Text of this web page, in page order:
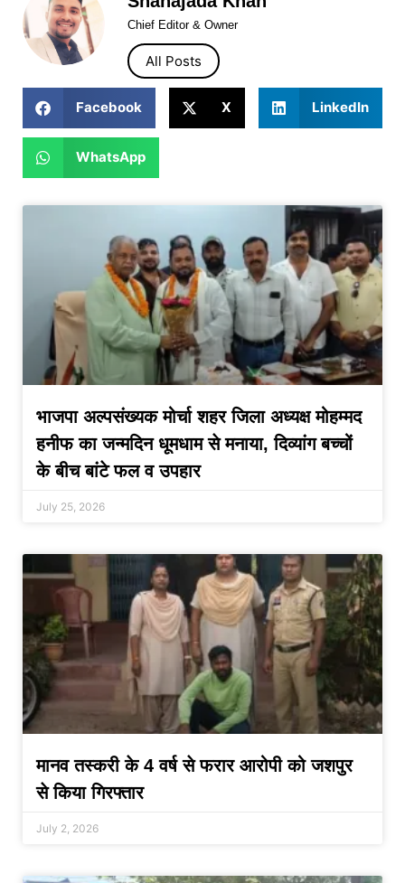
Chief Editor & Owner
All Posts
Facebook X LinkedIn
WhatsApp
भाजपा अल्पसंख्यक मोर्चा शहर जिला अध्यक्ष मोहम्मद
हनीफ का जन्मदिन धूमधाम से मनाया, दिव्यांग बच्चों
के बीच बांटे फल व उपहार
July 25, 2026
मानव तस्करी के 4 वर्ष से फरार आरोपी को जशपुर
से किया गिरफ्तार
July 2, 2026